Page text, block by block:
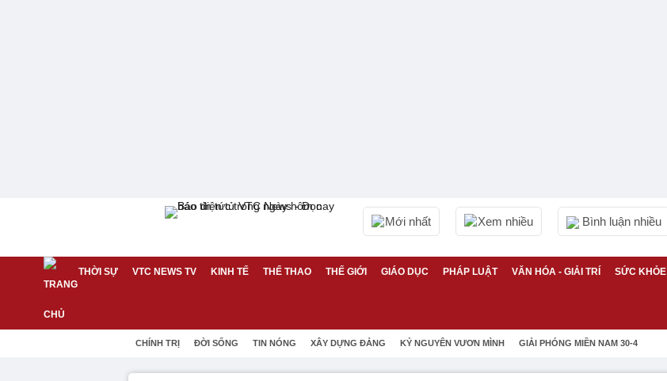
Mới nhất Xem nhiều Bình luận nhiều
THỜI SỰ VTC NEWS TV KINH TẾ THỂ THAO THẾ GIỚI GIÁO DỤC PHÁP LUẬT VĂN HÓA - GIẢI TRÍ SỨC KHỎE
CHÍNH TRỊ ĐỜI SỐNG TIN NÓNG XÂY DỰNG ĐẢNG KỶ NGUYÊN VƯƠN MÌNH GIẢI PHÓNG MIỀN NAM 30-4